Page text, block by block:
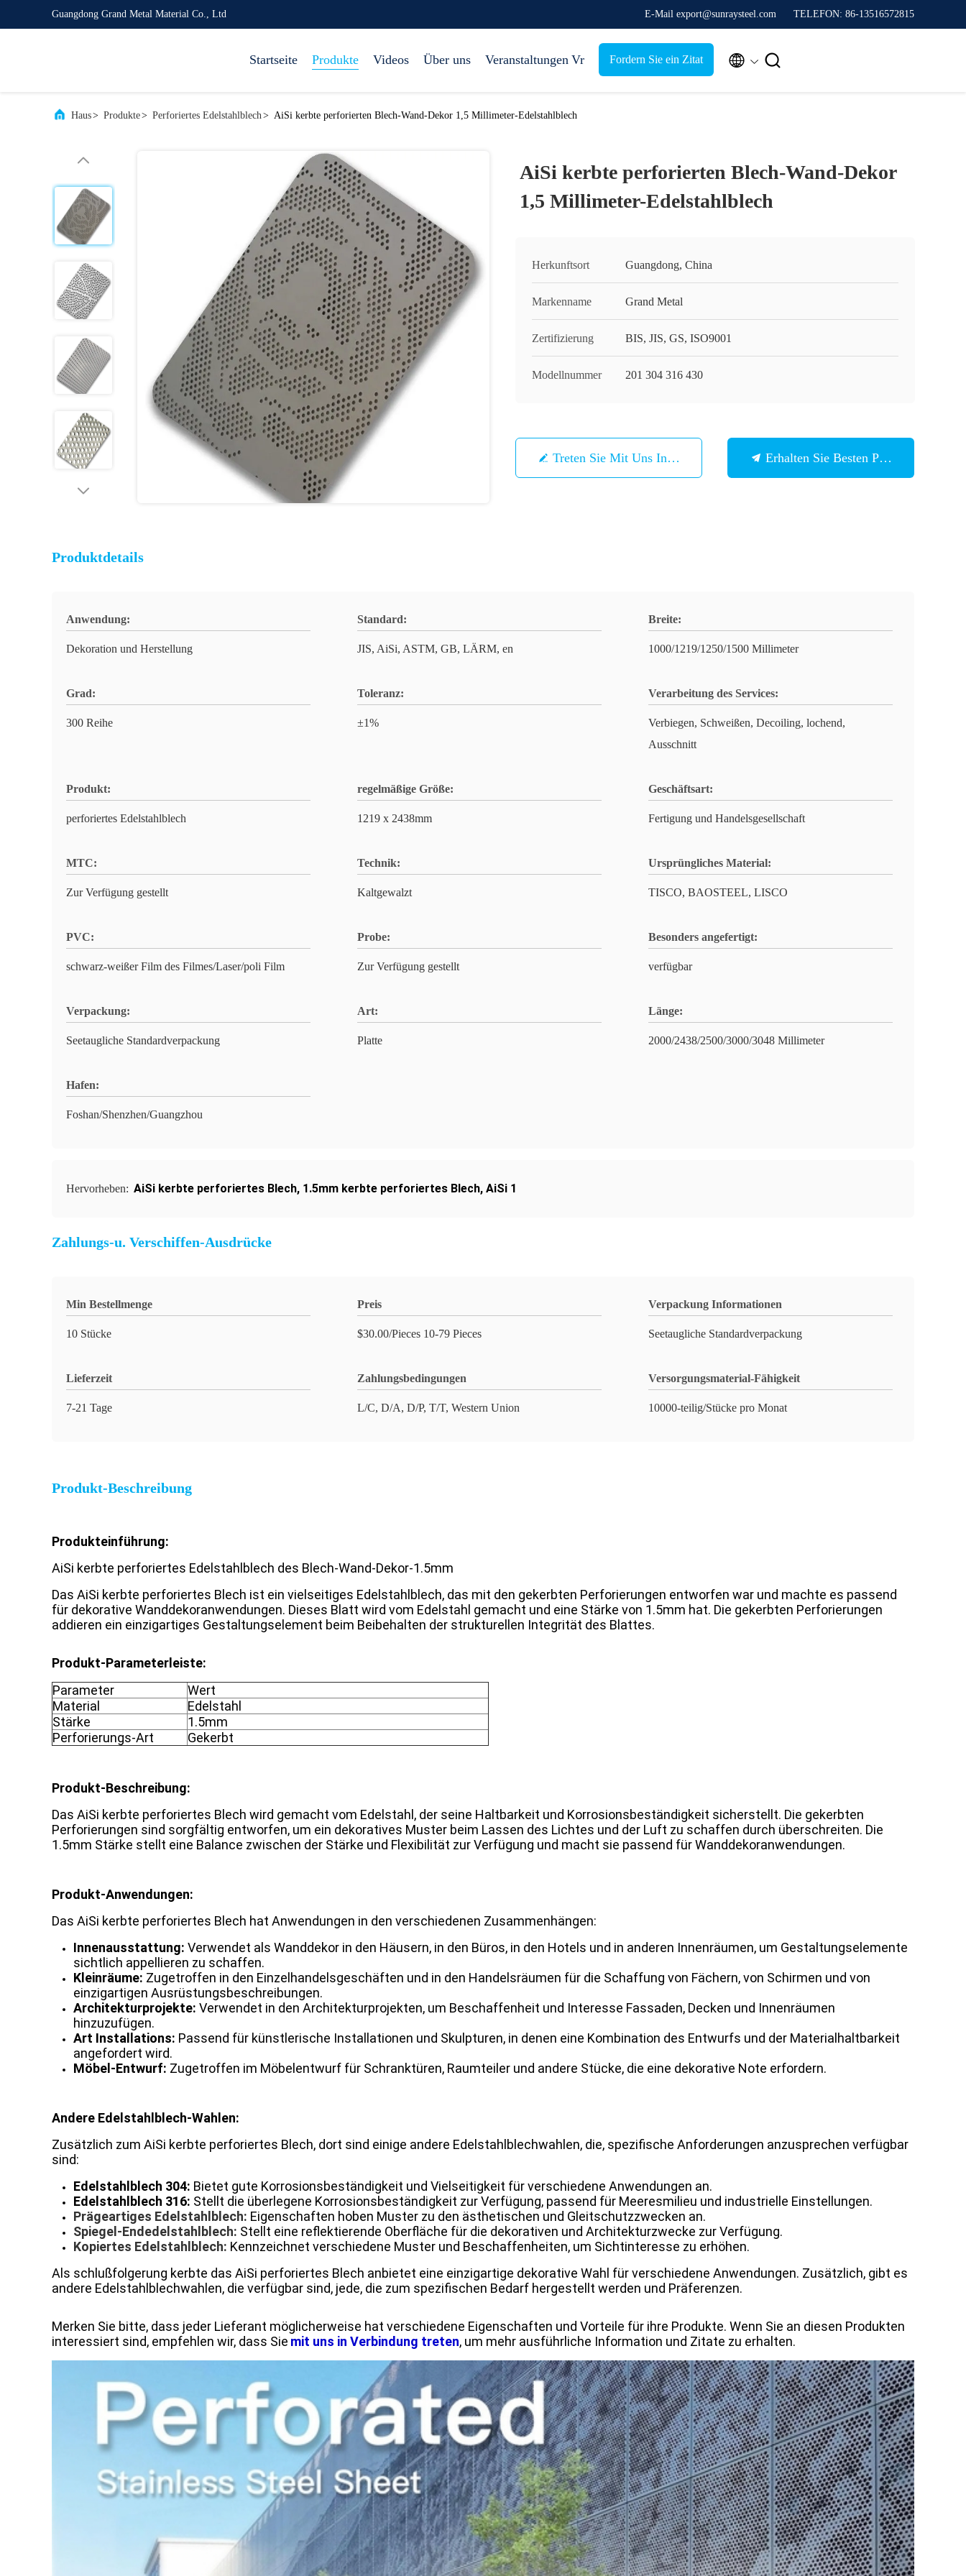
Guangdong Grand Metal Material Co., Ltd E-Mail export@sunraysteel.com TELEFON: 86-13516572815
Startseite Produkte Videos Über uns Veranstaltungen Vr Fordern Sie ein Zitat  
Haus> Produkte> Perforiertes Edelstahlblech> AiSi kerbte perforierten Blech-Wand-Dekor 1,5 Millimeter-Edelstahlblech
AiSi kerbte perforierten Blech-Wand-Dekor
1,5 Millimeter-Edelstahlblech
Herkunftsort Guangdong, China
Markenname Grand Metal
Zertifizierung BIS, JIS, GS, ISO9001
Modellnummer 201 304 316 430
Treten Sie Mit Uns In Verbindung Erhalten Sie Besten Preis
Produktdetails
Anwendung:
Dekoration und Herstellung
Standard:
JIS, AiSi, ASTM, GB, LÄRM, en
Breite:
1000/1219/1250/1500 Millimeter
Grad:
300 Reihe
Toleranz:
±1%
Verarbeitung des Services:
Verbiegen, Schweißen, Decoiling, lochend,
Ausschnitt
Produkt:
perforiertes Edelstahlblech
regelmäßige Größe:
1219 x 2438mm
Geschäftsart:
Fertigung und Handelsgesellschaft
MTC:
Zur Verfügung gestellt
Technik:
Kaltgewalzt
Ursprüngliches Material:
TISCO, BAOSTEEL, LISCO
PVC:
schwarz-weißer Film des Filmes/Laser/poli Film
Probe:
Zur Verfügung gestellt
Besonders angefertigt:
verfügbar
Verpackung:
Seetaugliche Standardverpackung
Art:
Platte
Länge:
2000/2438/2500/3000/3048 Millimeter
Hafen:
Foshan/Shenzhen/Guangzhou
Hervorheben: AiSi kerbte perforiertes Blech, 1.5mm kerbte perforiertes Blech, AiSi 1
Zahlungs-u. Verschiffen-Ausdrücke
Min Bestellmenge
10 Stücke
Preis
$30.00/Pieces 10-79 Pieces
Verpackung Informationen
Seetaugliche Standardverpackung
Lieferzeit
7-21 Tage
Zahlungsbedingungen
L/C, D/A, D/P, T/T, Western Union
Versorgungsmaterial-Fähigkeit
10000-teilig/Stücke pro Monat
Produkt-Beschreibung
Produkteinführung:
AiSi kerbte perforiertes Edelstahlblech des Blech-Wand-Dekor-1.5mm
Das AiSi kerbte perforiertes Blech ist ein vielseitiges Edelstahlblech, das mit den gekerbten Perforierungen entworfen war und machte es passend
für dekorative Wanddekoranwendungen. Dieses Blatt wird vom Edelstahl gemacht und eine Stärke von 1.5mm hat. Die gekerbten Perforierungen
addieren ein einzigartiges Gestaltungselement beim Beibehalten der strukturellen Integrität des Blattes.
Produkt-Parameterleiste:
Parameter
Wert
Material
Edelstahl
Stärke
1.5mm
Perforierungs-Art
Gekerbt
Produkt-Beschreibung:
Das AiSi kerbte perforiertes Blech wird gemacht vom Edelstahl, der seine Haltbarkeit und Korrosionsbeständigkeit sicherstellt. Die gekerbten
Perforierungen sind sorgfältig entworfen, um ein dekoratives Muster beim Lassen des Lichtes und der Luft zu schaffen durch überschreiten. Die
1.5mm Stärke stellt eine Balance zwischen der Stärke und Flexibilität zur Verfügung und macht sie passend für Wanddekoranwendungen.
Produkt-Anwendungen:
Das AiSi kerbte perforiertes Blech hat Anwendungen in den verschiedenen Zusammenhängen:
Innenausstattung: Verwendet als Wanddekor in den Häusern, in den Büros, in den Hotels und in anderen Innenräumen, um Gestaltungselemente
sichtlich appellieren zu schaffen.
Kleinräume: Zugetroffen in den Einzelhandelsgeschäften und in den Handelsräumen für die Schaffung von Fächern, von Schirmen und von
einzigartigen Ausrüstungsbeschreibungen.
Architekturprojekte: Verwendet in den Architekturprojekten, um Beschaffenheit und Interesse Fassaden, Decken und Innenräumen
hinzuzufügen.
Art Installations: Passend für künstlerische Installationen und Skulpturen, in denen eine Kombination des Entwurfs und der Materialhaltbarkeit
angefordert wird.
Möbel-Entwurf: Zugetroffen im Möbelentwurf für Schranktüren, Raumteiler und andere Stücke, die eine dekorative Note erfordern.
Andere Edelstahlblech-Wahlen:
Zusätzlich zum AiSi kerbte perforiertes Blech, dort sind einige andere Edelstahlblechwahlen, die, spezifische Anforderungen anzusprechen verfügbar
sind:
Edelstahlblech 304: Bietet gute Korrosionsbeständigkeit und Vielseitigkeit für verschiedene Anwendungen an.
Edelstahlblech 316: Stellt die überlegene Korrosionsbeständigkeit zur Verfügung, passend für Meeresmilieu und industrielle Einstellungen.
Prägeartiges Edelstahlblech: Eigenschaften hoben Muster zu den ästhetischen und Gleitschutzzwecken an.
Spiegel-Endedelstahlblech: Stellt eine reflektierende Oberfläche für die dekorativen und Architekturzwecke zur Verfügung.
Kopiertes Edelstahlblech: Kennzeichnet verschiedene Muster und Beschaffenheiten, um Sichtinteresse zu erhöhen.
Als schlußfolgerung kerbte das AiSi perforiertes Blech anbietet eine einzigartige dekorative Wahl für verschiedene Anwendungen. Zusätzlich, gibt es
andere Edelstahlblechwahlen, die verfügbar sind, jede, die zum spezifischen Bedarf hergestellt werden und Präferenzen.
Merken Sie bitte, dass jeder Lieferant möglicherweise hat verschiedene Eigenschaften und Vorteile für ihre Produkte. Wenn Sie an diesen Produkten
interessiert sind, empfehlen wir, dass Sie mit uns in Verbindung treten, um mehr ausführliche Information und Zitate zu erhalten.